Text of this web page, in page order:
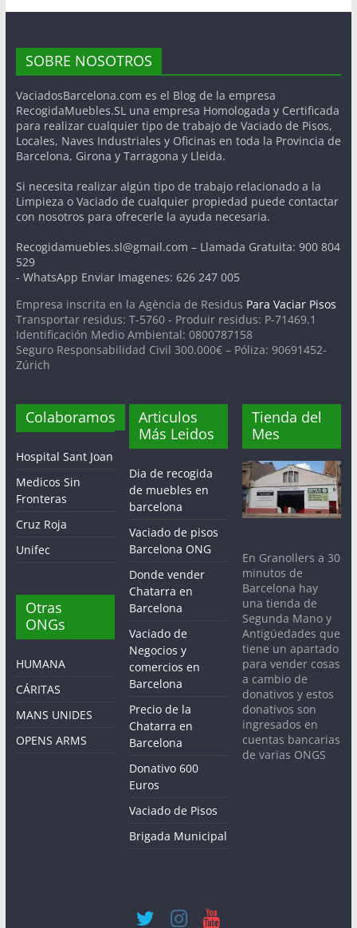
SOBRE NOSOTROS
VaciadosBarcelona.com es el Blog de la empresa
RecogidaMuebles.SL una empresa Homologada y Certificada
para realizar cualquier tipo de trabajo de Vaciado de Pisos,
Locales, Naves Industriales y Oficinas en toda la Provincia de
Barcelona, Girona y Tarragona y Lleida.
Si necesita realizar algún tipo de trabajo relacionado a la
Limpieza o Vaciado de cualquier propiedad puede contactar
con nosotros para ofrecerle la ayuda necesaria.
Recogidamuebles.sl@gmail.com – Llamada Gratuita: 900 804
529
- WhatsApp Enviar Imagenes: 626 247 005
Empresa inscrita en la Agència de Residus Para Vaciar Pisos
Transportar residus: T-5760 - Produir residus: P-71469.1
Identificación Medio Ambiental: 0800787158
Seguro Responsabilidad Civil 300.000€ – Póliza: 90691452-
Zúrich
Colaboramos
Hospital Sant Joan
Medicos Sin
Fronteras
Cruz Roja
Unifec
Otras
ONGs
HUMANA
CÁRITAS
MANS UNIDES
OPENS ARMS
Articulos
Más Leidos
Dia de recogida
de muebles en
barcelona
Vaciado de pisos
Barcelona ONG
Donde vender
Chatarra en
Barcelona
Vaciado de
Negocios y
comercios en
Barcelona
Precio de la
Chatarra en
Barcelona
Donativo 600
Euros
Vaciado de Pisos
Brigada Municipal
Tienda del
Mes
En Granollers a 30
minutos de
Barcelona hay
una tienda de
Segunda Mano y
Antigüedades que
tiene un apartado
para vender cosas
a cambio de
donativos y estos
donativos son
ingresados en
cuentas bancarias
de varias ONGS